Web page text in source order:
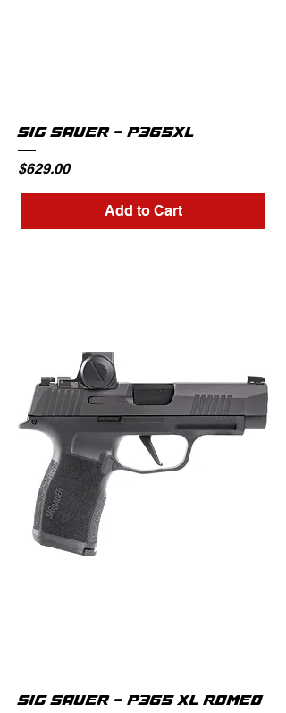
SIG SAUER - P365XL
Price
$629.00
Add to Cart
SIG SAUER - P365 XL ROMEO